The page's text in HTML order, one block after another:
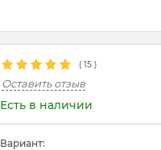
( 15 )
Оставить отзыв
Есть в наличии
Вариант: